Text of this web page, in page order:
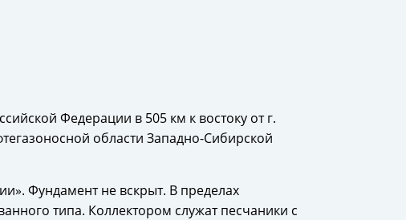
Федерации в 505 км к востоку от г.
области Западно-Сибирской
Фундамент не вскрыт. В пределах
типа. Коллектором служат песчаники с